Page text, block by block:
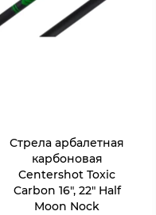
Стрела арбалетная
карбоновая
Centershot Toxic
Carbon 16", 22" Half
Moon Nock